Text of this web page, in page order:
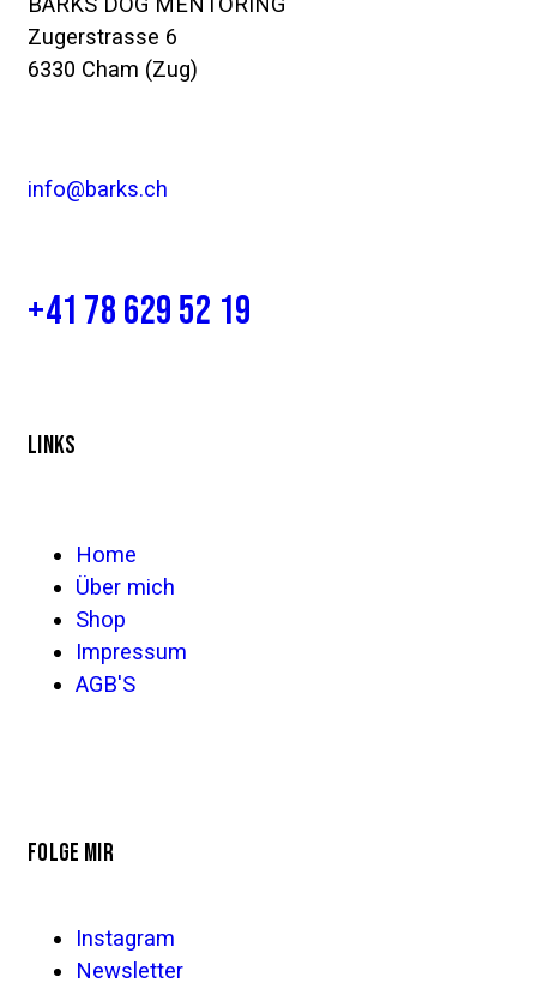
Zugerstrasse 6
6330 Cham (Zug)
info@barks.ch
+41 78 629 52 19
LINKS
Home
Über mich
Shop
Impressum
AGB'S
FOLGE MIR
Instagram
Newsletter